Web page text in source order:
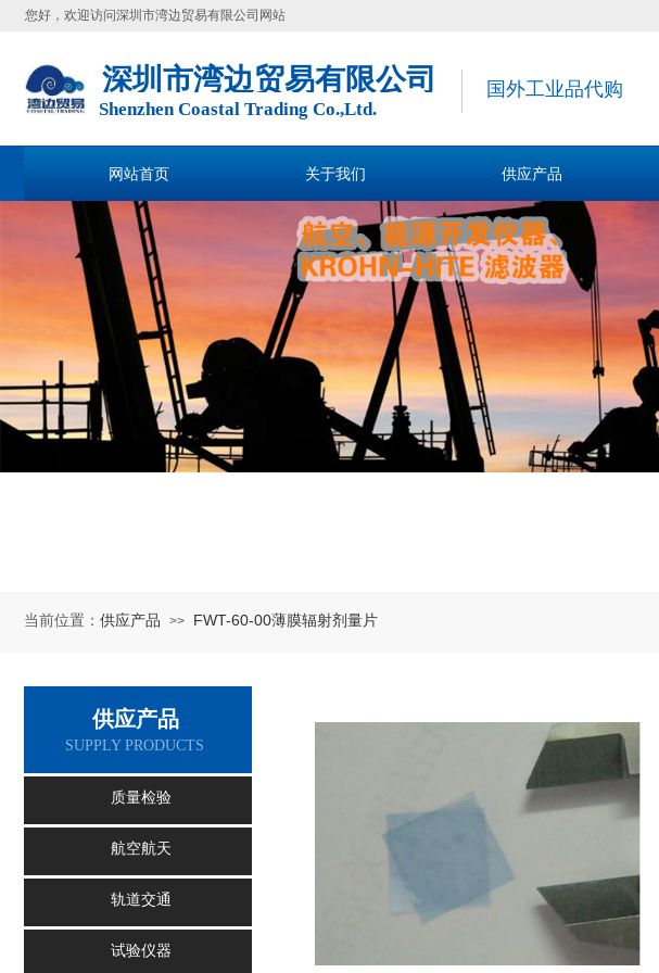
您好，欢迎访问深圳市湾边贸易有限公司网站
国外工业品代购
深圳市湾边贸易有限公司
Shenzhen Coastal Trading Co.,Ltd.
网站首页 关于我们 供应产品
供应产品 >> FWT-60-00薄膜辐射剂量片
当前位置：
供应产品
SUPPLY PRODUCTS
质量检验
航空航天
轨道交通
试验仪器